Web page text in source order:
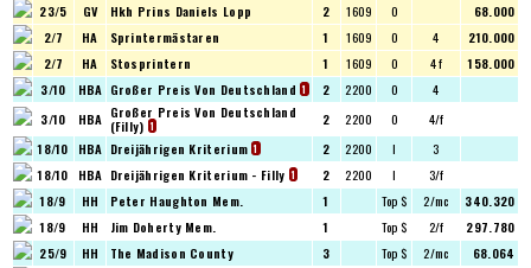
23/5
GV Hkh Prins Daniels Lopp 2 1609 O
68.000
2/7
HA Sprintermästaren 1 1609 O 4
210.000
2/7
HA Stosprintern 1 1609 O 4 f
158.000
3/10
HBA Großer Preis Von Deutschland1 2 2200 O
4
3/10
HBA Großer Preis Von Deutschland
(Filly) 1 2 2200 O
4/f
18/10
HBA Dreijährigen Kriterium1 2 2200 I
3
18/10
HBA Dreijährigen Kriterium - Filly 1 2 2200 I
3/f
18/9
HH Peter Haughton Mem. 1 Top $ 2/mc
340.320
18/9
HH Jim Doherty Mem. 1 Top $ 2/f
297.780
25/9
HH The Madison County 3 Top $ 2/mc
68.064